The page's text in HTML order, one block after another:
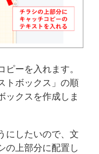
ーを入れます。
トボックス」の順
ックスを作成しま
にしたいので、文
の上部分に配置し